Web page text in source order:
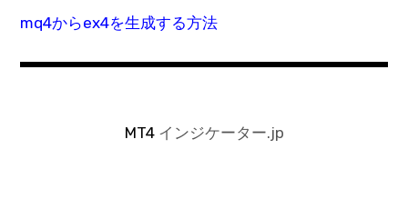
mq4からex4を生成する方法
MT4インジケーター.jp